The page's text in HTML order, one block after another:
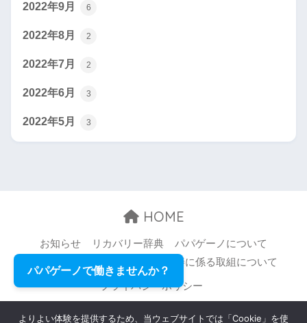
2022年9月 6
2022年8月 2
2022年7月 2
2022年6月 3
2022年5月 3
HOME
お知らせ リカバリー辞典
パパゲーノについて
職場環境等の改善に係る取組について
プライバシーポリシー
© 2026 Papageno,Inc. All rights reserved.
パパゲーノで働きませんか？
よりよい体験を提供するため、当ウェブサイトでは「Cookie」を使